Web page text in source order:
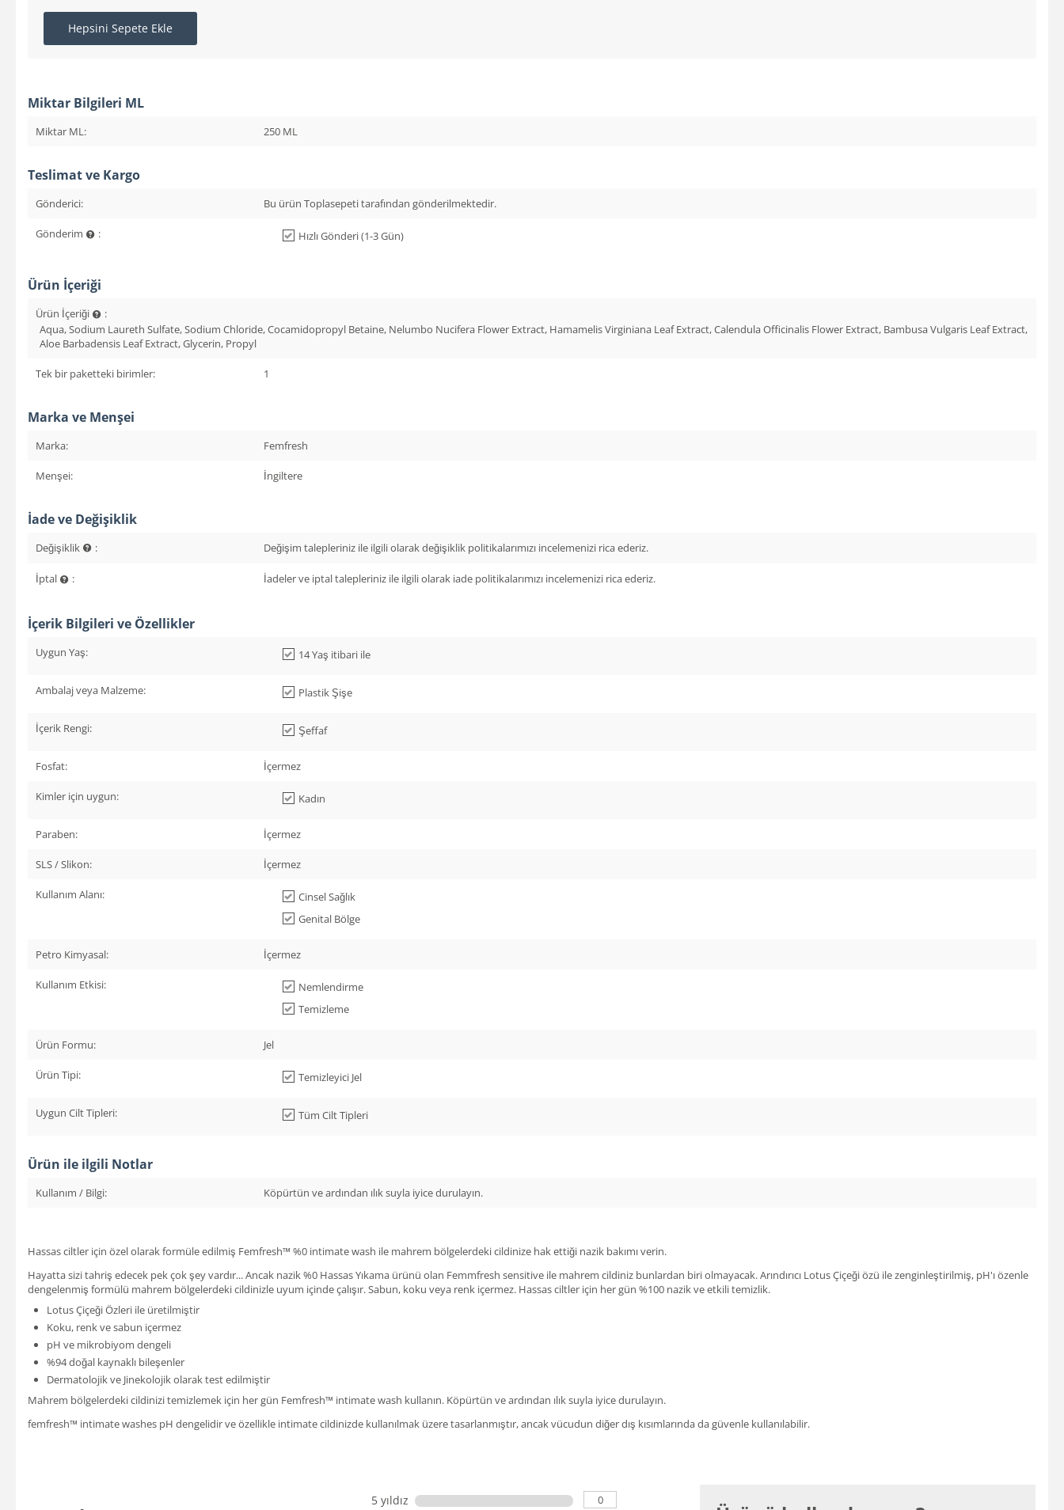
Hepsini Sepete Ekle
Miktar Bilgileri ML
Miktar ML: 250 ML
Teslimat ve Kargo
Gönderici: Bu ürün Toplasepeti tarafından gönderilmektedir.
Gönderim : Hızlı Gönderi (1-3 Gün)
Ürün İçeriği
Ürün İçeriği
:
Aqua, Sodium Laureth Sulfate, Sodium Chloride, Cocamidopropyl Betaine, Nelumbo Nucifera Flower Extract, Hamamelis Virginiana Leaf Extract, Calendula Officinalis Flower Extract, Bambusa Vulgaris Leaf Extract,
Aloe Barbadensis Leaf Extract, Glycerin, Propyl
Tek bir paketteki birimler: 1
Marka ve Menşei
Marka: Femfresh
Menşei: İngiltere
İade ve Değişiklik
Değişiklik : Değişim talepleriniz ile ilgili olarak değişiklik politikalarımızı incelemenizi rica ederiz.
İptal : İadeler ve iptal talepleriniz ile ilgili olarak iade politikalarımızı incelemenizi rica ederiz.
İçerik Bilgileri ve Özellikler
Uygun Yaş: 14 Yaş itibari ile
Ambalaj veya Malzeme: Plastik Şişe
İçerik Rengi: Şeffaf
Fosfat: İçermez
Kimler için uygun: Kadın
Paraben: İçermez
SLS / Slikon: İçermez
Kullanım Alanı:
Cinsel Sağlık
Genital Bölge
Petro Kimyasal: İçermez
Kullanım Etkisi:
Nemlendirme
Temizleme
Ürün Formu: Jel
Ürün Tipi: Temizleyici Jel
Uygun Cilt Tipleri: Tüm Cilt Tipleri
Ürün ile ilgili Notlar
Kullanım / Bilgi: Köpürtün ve ardından ılık suyla iyice durulayın.
Hassas ciltler için özel olarak formüle edilmiş Femfresh™ %0 intimate wash ile mahrem bölgelerdeki cildinize hak ettiği nazik bakımı verin.
Hayatta sizi tahriş edecek pek çok şey vardır... Ancak nazik %0 Hassas Yıkama ürünü olan Femmfresh sensitive ile mahrem cildiniz bunlardan biri olmayacak. Arındırıcı Lotus Çiçeği özü ile zenginleştirilmiş, pH'ı özenle
dengelenmiş formülü mahrem bölgelerdeki cildinizle uyum içinde çalışır. Sabun, koku veya renk içermez. Hassas ciltler için her gün %100 nazik ve etkili temizlik.
Lotus Çiçeği Özleri ile üretilmiştir
Koku, renk ve sabun içermez
pH ve mikrobiyom dengeli
%94 doğal kaynaklı bileşenler
Dermatolojik ve Jinekolojik olarak test edilmiştir
Mahrem bölgelerdeki cildinizi temizlemek için her gün Femfresh™ intimate wash kullanın. Köpürtün ve ardından ılık suyla iyice durulayın.
femfresh™ intimate washes pH dengelidir ve özellikle intimate cildinizde kullanılmak üzere tasarlanmıştır, ancak vücudun diğer dış kısımlarında da güvenle kullanılabilir.
5 yıldız 0